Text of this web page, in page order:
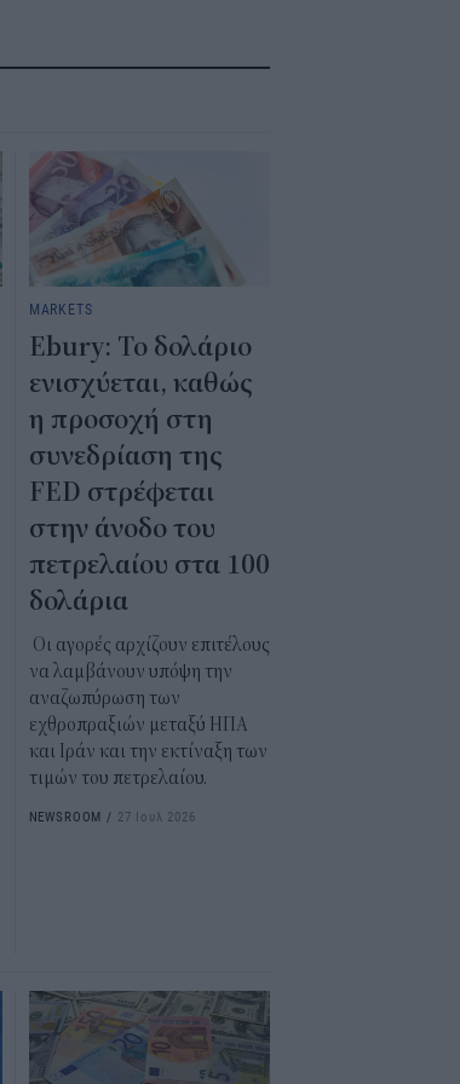
MARKETS
Ebury: Το δολάριο
ενισχύεται, καθώς
η προσοχή στη
συνεδρίαση της
FED στρέφεται
στην άνοδο του
πετρελαίου στα 100
δολάρια
Οι αγορές αρχίζουν επιτέλους
να λαμβάνουν υπόψη την
αναζωπύρωση των
εχθροπραξιών μεταξύ ΗΠΑ
και Ιράν και την εκτίναξη των
τιμών του πετρελαίου.
NEWSROOM / 27 Ιουλ 2026